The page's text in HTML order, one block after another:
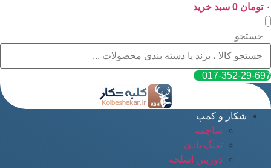
پرش
به
محتوا
۰ تومان 0 سبد خرید
جستجو
017-352-29-697
شکار و کمپ
ساچمه
تفنگ بادی
دوربین اسلحه